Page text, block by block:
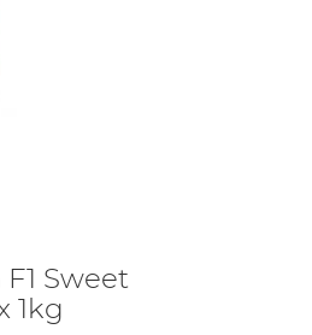
Sweet
1kg